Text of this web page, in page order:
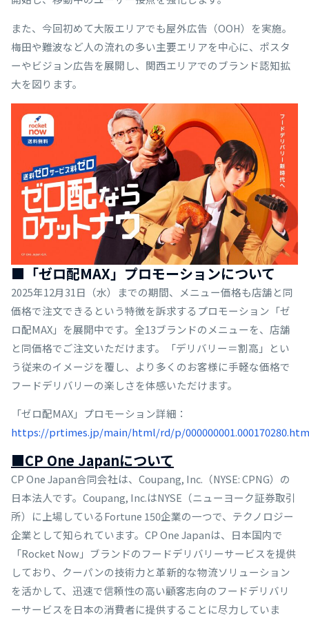
また、今回初めて大阪エリアでも屋外広告（OOH）を実施。
梅田や難波など人の流れの多い主要エリアを中心に、ポスタ
ーやビジョン広告を展開し、関西エリアでのブランド認知拡
大を図ります。
■「ゼロ配MAX」プロモーションについて
2025年12月31日（水）までの期間、メニュー価格も店舗と同
価格で注文できるという特徴を訴求するプロモーション「ゼ
ロ配MAX」を展開中です。全13ブランドのメニューを、店舗
と同価格でご注文いただけます。「デリバリー＝割高」とい
う従来のイメージを覆し、より多くのお客様に手軽な価格で
フードデリバリーの楽しさを体感いただけます。
「ゼロ配MAX」プロモーション詳細：
https://prtimes.jp/main/html/rd/p/
■CP One Japanについて
CP One Japan合同会社は、Coupang, Inc.（NYSE: CPNG）の
日本法人です。Coupang, Inc.はNYSE（ニューヨーク証券取引
所）に上場しているFortune 150企業の一つで、テクノロジー
企業として知られています。CP One Japanは、日本国内で
「Rocket Now」ブランドのフードデリバリーサービスを提供
しており、クーパンの技術力と革新的な物流ソリューション
を活かして、迅速で信頼性の高い顧客志向のフードデリバリ
ーサービスを日本の消費者に提供することに尽力していま